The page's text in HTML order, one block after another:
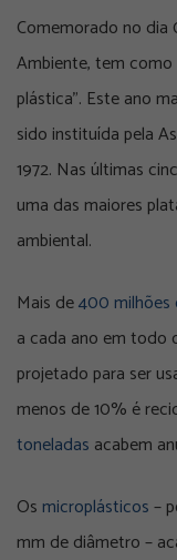
Comemorado no dia
Ambiente, tem como
plástica”. Este ano
sido instituída pela
1972. Nas últimas
uma das maiores
ambiental.
Mais de400 milhões
a cada ano em todo
projetado para ser
menos de 10% é
toneladas acabem
Os microplásticos–
mm de diâmetro –